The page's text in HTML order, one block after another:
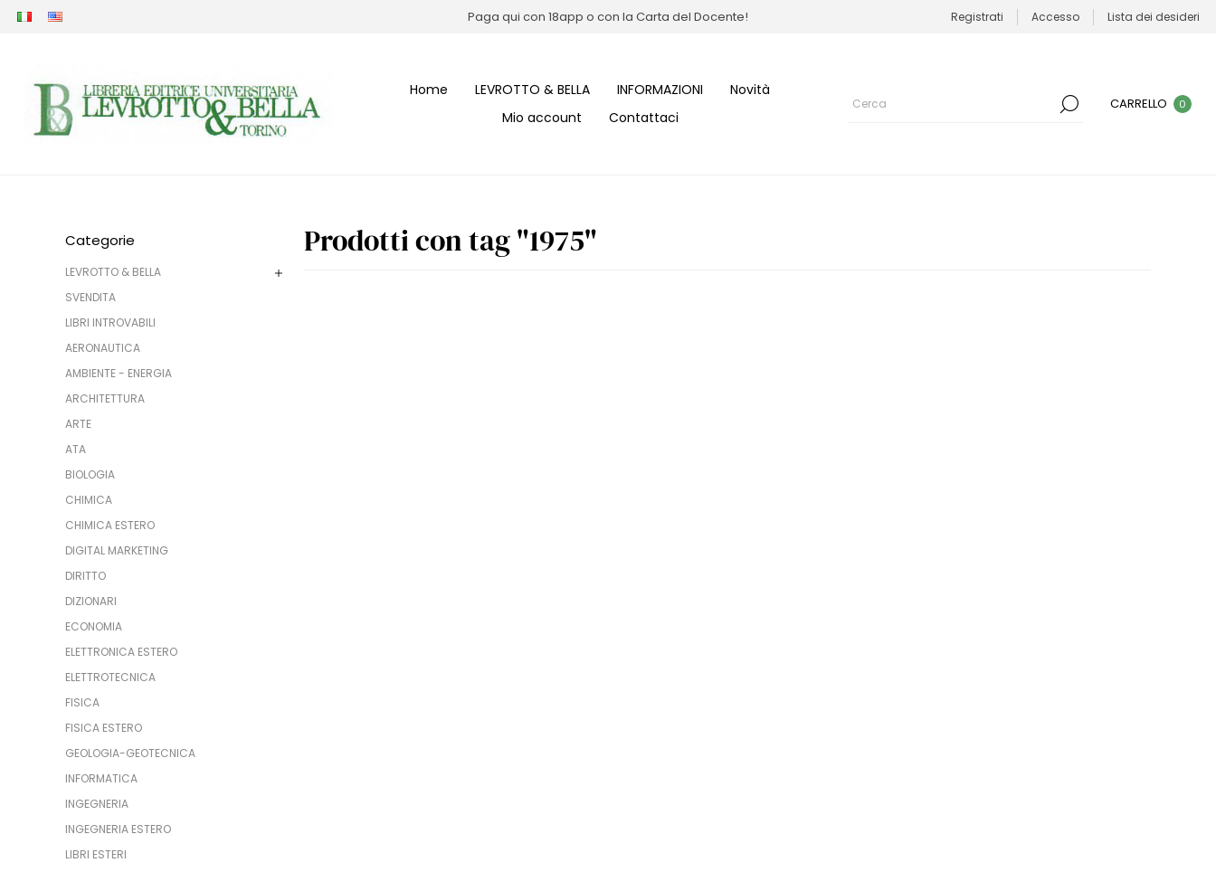
Paga qui con 18app o con la Carta del Docente! Registrati Accesso Lista dei desideri
Home LEVROTTO & BELLA INFORMAZIONI
Novità
Mio account
Contattaci
CARRELLO 0
Categorie
LEVROTTO & BELLA
SVENDITA
LIBRI INTROVABILI
AERONAUTICA
AMBIENTE - ENERGIA
ARCHITETTURA
ARTE
ATA
BIOLOGIA
CHIMICA
CHIMICA ESTERO
DIGITAL MARKETING
DIRITTO
DIZIONARI
ECONOMIA
ELETTRONICA ESTERO
ELETTROTECNICA
FISICA
FISICA ESTERO
GEOLOGIA-GEOTECNICA
INFORMATICA
INGEGNERIA
INGEGNERIA ESTERO
LIBRI ESTERI
Prodotti con tag "1975"